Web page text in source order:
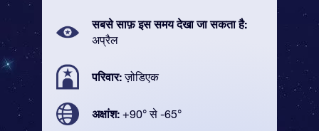
सबसे साफ़ इस समय देखा जा सकता है:
अप्रैल
परिवार:ज़ोडिएक
अक्षांश: +90° से -65°